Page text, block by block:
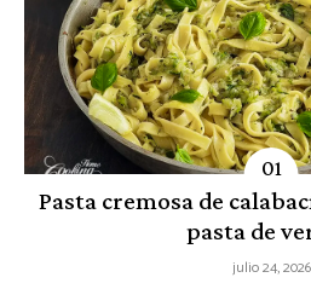
Pasta cremosa de
pasta de
julio 24, 2026